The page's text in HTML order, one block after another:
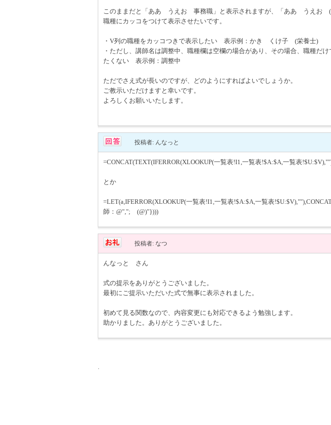
このままだと「ああ うえお 事務職」と表示されますが、「ああ うえお (
職種にカッコをつけて表示させたいです。
・V列の職種をカッコつきで表示したい 表示例：かき くけ子 (栄養士)
・ただし、講師名は調整中、職種欄は空欄の場合があり、その場合、職種だ
たくない 表示例：調整中
ただでさえ式が長いのですが、どのようにすればよいでしょうか。
ご教示いただけますと幸いです。
よろしくお願いいたします。
投稿者: んなっと
=CONCAT(TEXT(IFERROR(XLOOKUP(一覧表!I1,一覧表!$A:$A,一覧表
とか
=LET(a,IFERROR(XLOOKUP(一覧表!I1,一覧表!$A:$A,一覧表
師：@","; (@)"})))
投稿者: なつ
んなっと さん
式の提示をありがとうございました。
最初にご提示いただいた式で無事に表示されました。
初めて見る関数なので、内容変更にも対応できるよう勉強します。
助かりました。ありがとうございました。